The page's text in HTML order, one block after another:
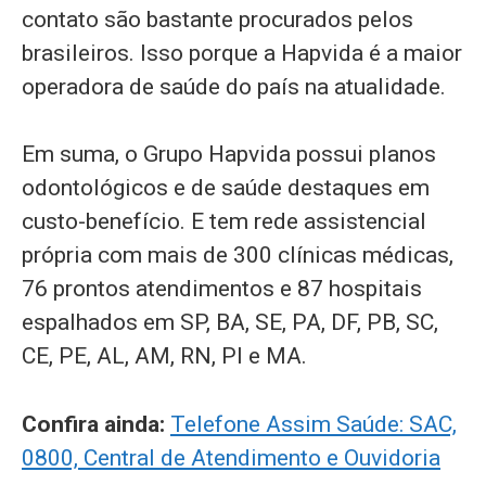
contato são bastante procurados pelos
brasileiros. Isso porque a Hapvida é a maior
operadora de saúde do país na atualidade.
Em suma, o Grupo Hapvida possui planos
odontológicos e de saúde destaques em
custo-benefício. E tem rede assistencial
própria com mais de 300 clínicas médicas,
76 prontos atendimentos e 87 hospitais
espalhados em SP, BA, SE, PA, DF, PB, SC,
CE, PE, AL, AM, RN, PI e MA.
Confira ainda: Telefone Assim Saúde: SAC,
0800, Central de Atendimento e Ouvidoria